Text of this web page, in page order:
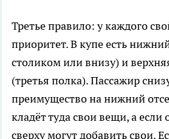
Третье правило: у каждого
приоритет. В купе есть
столиком или внизу) и
(третья полка). Пассажир
преимущество на нижний
кладёт туда свои вещи, а если
сверху могут добавить свои.